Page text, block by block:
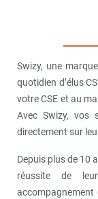
Swizy, une
quotidien d’élus
votre CSE et au
Avec Swizy, vos
directement sur
Depuis plus de 10
réussite de
accompagnement